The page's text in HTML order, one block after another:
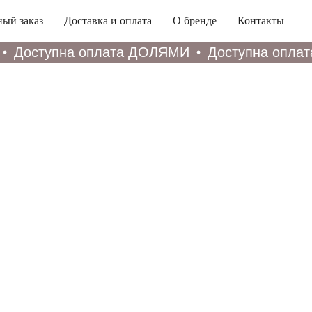
заказ Доставка и оплата О бренде Контакты
Доступна оплата ДОЛЯМИ Доступна